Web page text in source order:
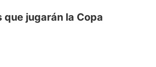
jugarán la Copa